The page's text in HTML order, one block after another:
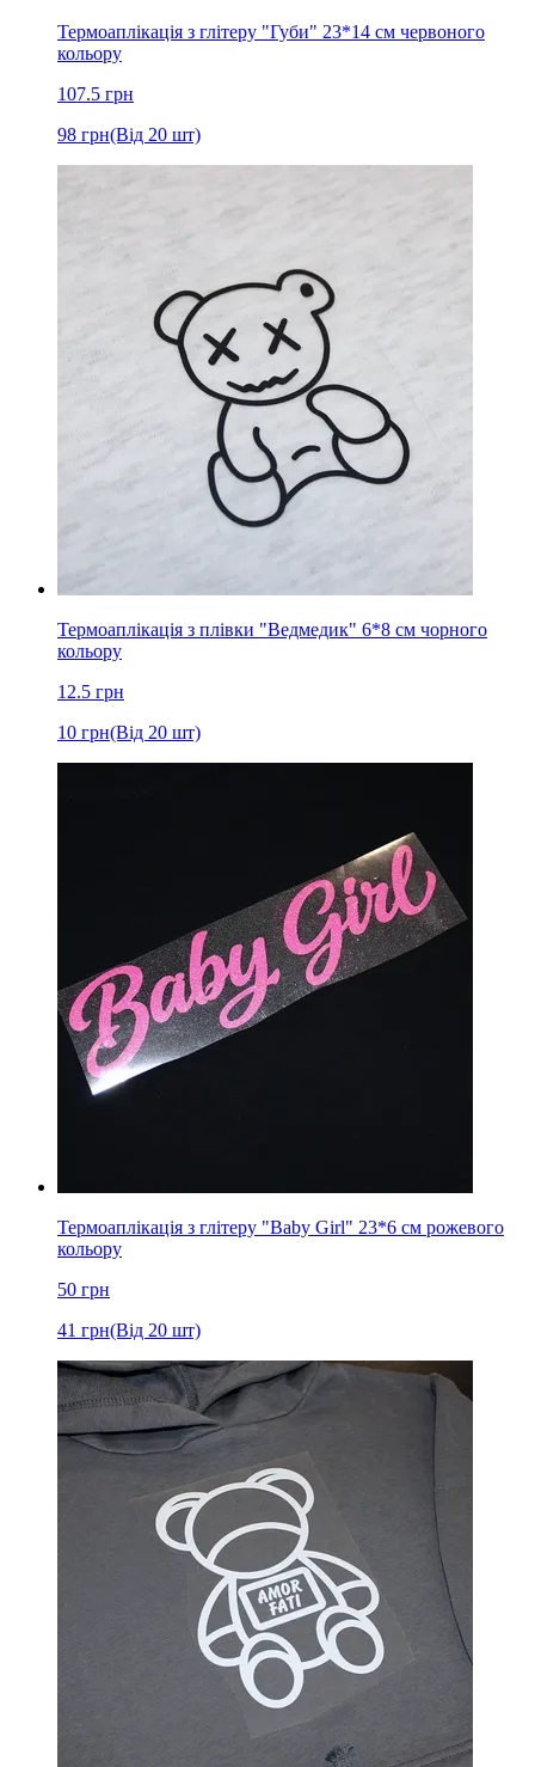
Термоаплікація з глітеру "Губи" 23*14 см червоного
кольору
107.5 грн
98 грн(Від 20 шт)
Термоаплікація з плівки "Ведмедик" 6*8 cм чорного
кольору
12.5 грн
10 грн(Від 20 шт)
Термоаплікація з глітеру "Baby Girl" 23*6 см рожевого
кольору
50 грн
41 грн(Від 20 шт)